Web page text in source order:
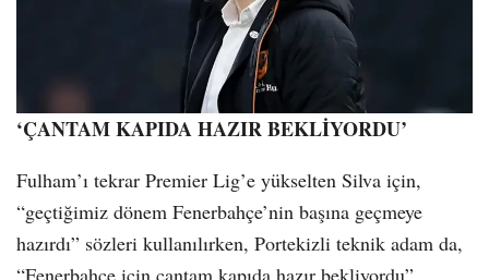
‘ÇANTAM KAPIDA HAZIR BEKLİYORDU’
Fulham’ı tekrar Premier Lig’e yükselten Silva için,
“geçtiğimiz dönem Fenerbahçe’nin başına geçmeye
hazırdı” sözleri kullanılırken, Portekizli teknik adam da,